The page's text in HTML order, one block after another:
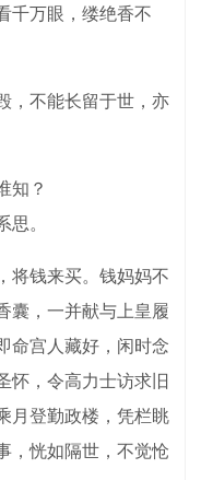
万眼，缕绝香不
不能长留于世，亦
知？
。
钱来买。钱妈妈不
囊，一并献与上皇履
命宫人藏好，闲时念
怀，令高力士访求旧
月登勤政楼，凭栏眺
，恍如隔世，不觉怆